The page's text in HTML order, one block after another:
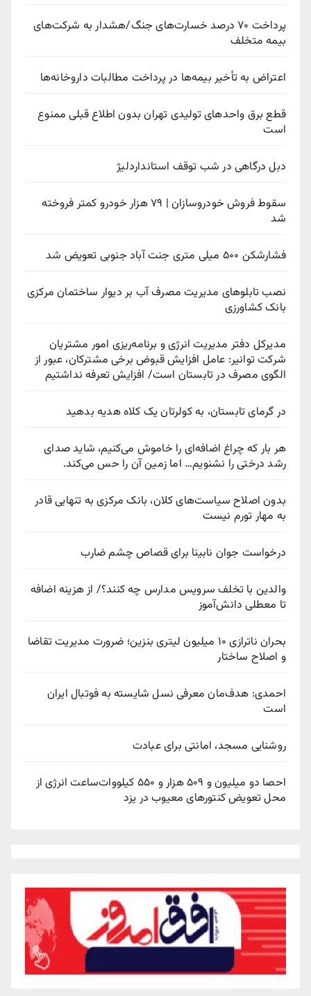
پرداخت ۷۰ درصد خسارت‌های جنگ/هشدار به شرکت‌های
بیمه متخلف
اعتراض به تأخیر بیمه‌ها در پرداخت مطالبات داروخانه‌ها
قطع برق واحدهای تولیدی تهران بدون اطلاع قبلی ممنوع
است
دبل درگاهی در شب توقف استانداردلیژ
سقوط فروش خودروسازان | ۷۹ هزار خودرو کمتر فروخته
شد
فشارشکن ۵۰۰ میلی متری جنت آباد جنوبی تعویض شد
نصب تابلوهای مدیریت مصرف آب بر دیوار ساختمان مرکزی
بانک کشاورزی
مدیرکل دفتر مدیریت انرژی و برنامه‌ریزی امور مشتریان
شرکت توانیر: عامل افزایش قبوض برخی مشترکان، عبور از
الگوی مصرف در تابستان است/ افزایش تعرفه نداشتیم
در گرمای تابستان، به کولرتان یک کلاه هدیه بدهید
هر بار که چراغ اضافه‌ای را خاموش می‌کنیم، شاید صدای
رشد درختی را نشنویم… اما زمین آن را حس می‌کند.
بدون اصلاح سیاست‌های کلان، بانک مرکزی به تنهایی قادر
به مهار تورم نیست
درخواست جوان نابینا برای قصاص چشم ضارب
والدین با تخلف سرویس مدارس چه کنند؟/ از هزینه اضافه
تا معطلی دانش‌آموز
بحران ناترازی ۱۰ میلیون لیتری بنزین؛ ضرورت مدیریت تقاضا
و اصلاح ساختار
احمدی: هدف‌مان معرفی نسل شایسته به فوتبال ایران
است
روشنایی مسجد، امانتی برای عبادت
احصا دو میلیون و ۵۰۹ هزار و ۵۵۰ کیلووات‌ساعت انرژی از
محل تعویض کنتورهای معیوب در یزد